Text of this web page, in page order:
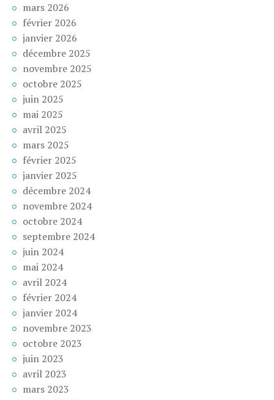
mars 2026
février 2026
janvier 2026
décembre 2025
novembre 2025
octobre 2025
juin 2025
mai 2025
avril 2025
mars 2025
février 2025
janvier 2025
décembre 2024
novembre 2024
octobre 2024
septembre 2024
juin 2024
mai 2024
avril 2024
février 2024
janvier 2024
novembre 2023
octobre 2023
juin 2023
avril 2023
mars 2023